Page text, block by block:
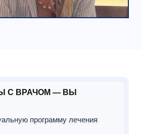
С ВРАЧОМ — ВЫ
программу лечения